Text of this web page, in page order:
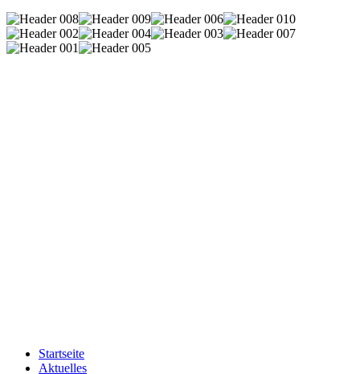
Startseite
Aktuelles